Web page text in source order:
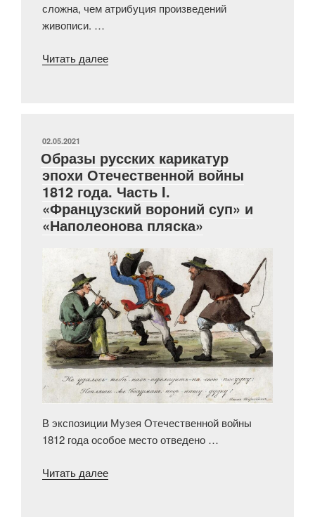
сложна, чем атрибуция произведений
живописи. …
Читать далее«Капитан
портрета
неизвестного
артиллериста)»
ОПУБЛИКОВАНО
02.05.2021
Образы русских карикатур
эпохи Отечественной войны
1812 года. Часть I.
«Французский вороний суп» и
«Наполеонова пляска»
В экспозиции Музея Отечественной войны
1812 года особое место отведено …
Читать далее«Образы